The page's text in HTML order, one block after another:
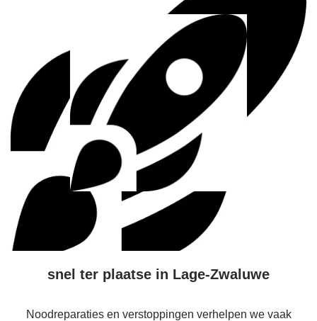
snel ter plaatse in Lage-Zwaluwe
Noodreparaties en verstoppingen verhelpen we vaak